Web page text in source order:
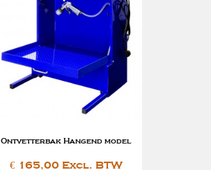
Ontvetterbak Hangend model
€ 165,00 Excl. BTW